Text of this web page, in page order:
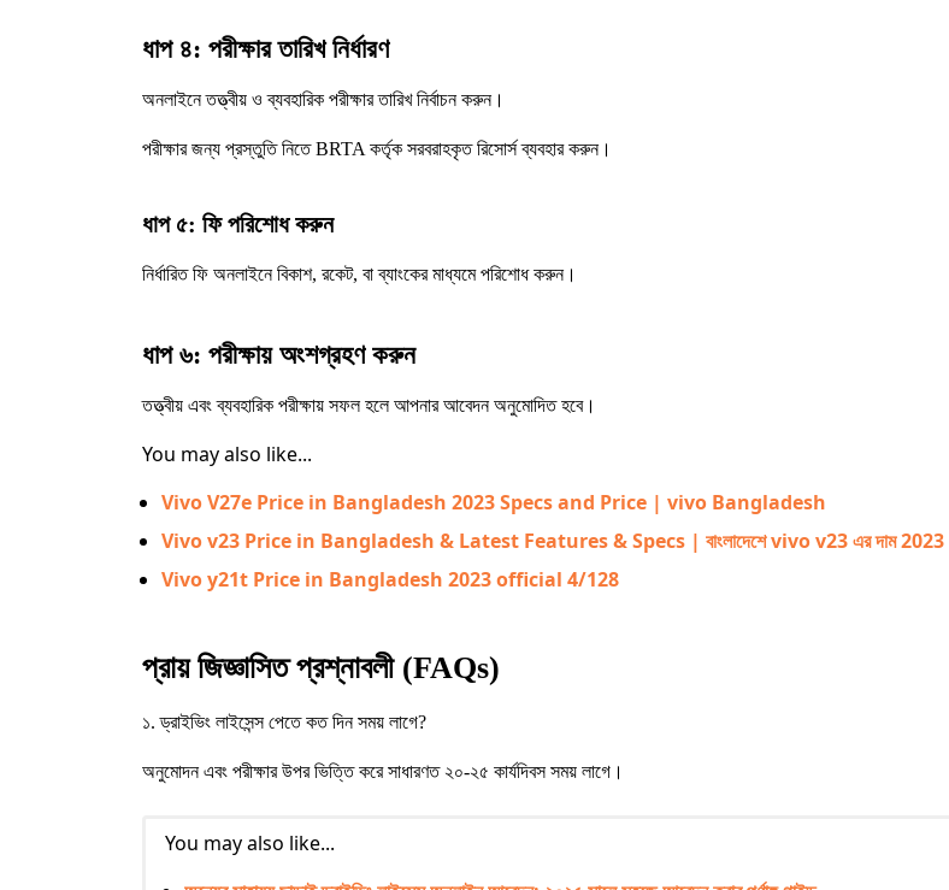
ধাপ ৪: পরীক্ষার তারিখ নির্ধারণ
অনলাইনে তত্ত্বীয় ও ব্যবহারিক পরীক্ষার তারিখ নির্বাচন করুন।
পরীক্ষার জন্য প্রস্তুতি নিতে BRTA কর্তৃক সরবরাহকৃত রিসোর্স ব্যবহার করুন।
ধাপ ৫: ফি পরিশোধ করুন
নির্ধারিত ফি অনলাইনে বিকাশ, রকেট, বা ব্যাংকের মাধ্যমে পরিশোধ করুন।
ধাপ ৬: পরীক্ষায় অংশগ্রহণ করুন
তত্ত্বীয় এবং ব্যবহারিক পরীক্ষায় সফল হলে আপনার আবেদন অনুমোদিত হবে।
You may also like...
Vivo V27e Price in Bangladesh 2023 Specs and Price | vivo Bangladesh
Vivo v23 Price in Bangladesh & Latest Features & Specs | বাংলাদেশে vivo v23 এর দাম 2023
Vivo y21t Price in Bangladesh 2023 official 4/128
প্রায় জিজ্ঞাসিত প্রশ্নাবলী (FAQs)
১. ড্রাইভিং লাইসেন্স পেতে কত দিন সময় লাগে?
অনুমোদন এবং পরীক্ষার উপর ভিত্তি করে সাধারণত ২০-২৫ কার্যদিবস সময় লাগে।
You may also like...